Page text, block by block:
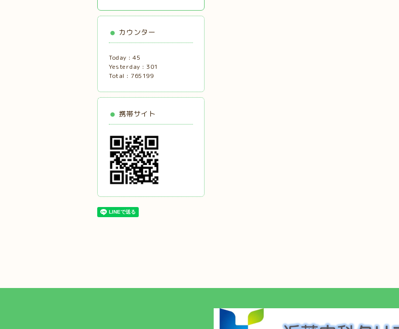
カウンター
Today : 45
Yesterday : 301
Total : 765199
携帯サイト